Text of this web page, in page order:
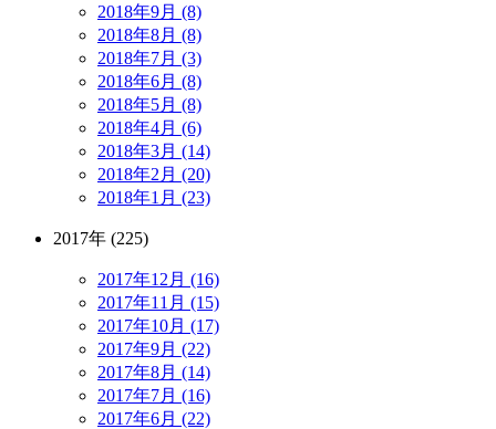
2018年9月 (8)
2018年8月 (8)
2018年7月 (3)
2018年6月 (8)
2018年5月 (8)
2018年4月 (6)
2018年3月 (14)
2018年2月 (20)
2018年1月 (23)
2017年 (225)
2017年12月 (16)
2017年11月 (15)
2017年10月 (17)
2017年9月 (22)
2017年8月 (14)
2017年7月 (16)
2017年6月 (22)